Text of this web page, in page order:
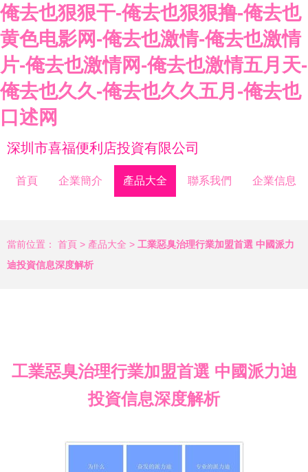
俺去也狠狠干-俺去也狠狠撸-俺去也
黄色电影网-俺去也激情-俺去也激情
片-俺去也激情网-俺去也激情五月天-
俺去也久久-俺去也久久五月-俺去也
口述网
深圳市喜福便利店投資有限公司
首頁 企業簡介 產品大全 聯系我們 企業信息
當前位置： 首頁 > 產品大全 > 工業惡臭治理行業加盟首選 中國派力
迪投資信息深度解析
工業惡臭治理行業加盟首選 中國派力迪
投資信息深度解析